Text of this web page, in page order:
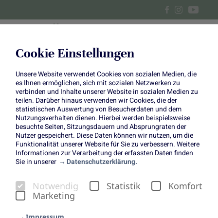
Cookie Einstellungen
Unsere Website verwendet Cookies von sozialen Medien, die
es Ihnen ermöglichen, sich mit sozialen Netzwerken zu
verbinden und Inhalte unserer Website in sozialen Medien zu
teilen. Darüber hinaus verwenden wir Cookies, die der
statistischen Auswertung von Besucherdaten und dem
Nutzungsverhalten dienen. Hierbei werden beispielsweise
besuchte Seiten, Sitzungsdauern und Absprungraten der
Nutzer gespeichert. Diese Daten können wir nutzen, um die
Funktionalität unserer Website für Sie zu verbessern. Weitere
Informationen zur Verarbeitung der erfassten Daten finden
Sie in unserer
Datenschutzerklärung.
Notwendig Statistik
Komfort
Marketing
Cremiges Grünkohl-
Kichererbsen-Curry und
grünes Thai-Curry
Vegetarisch und vegan ins
neue Jahr